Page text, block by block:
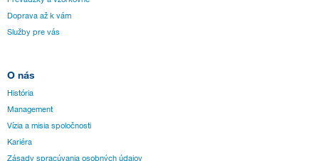
Doprava až k vám
Služby pre vás
O nás
História
Management
Vízia a misia spoločnosti
Kariéra
Zásady spracúvania osobných údajov